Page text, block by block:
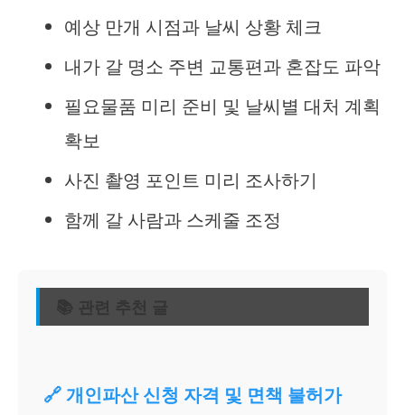
예상 만개 시점과 날씨 상황 체크
내가 갈 명소 주변 교통편과 혼잡도 파악
필요물품 미리 준비 및 날씨별 대처 계획
확보
사진 촬영 포인트 미리 조사하기
함께 갈 사람과 스케줄 조정
📚 관련 추천 글
🔗 개인파산 신청 자격 및 면책 불허가